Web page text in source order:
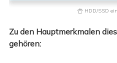
 HDD/SSD
Zu den Hauptmerkmalen
gehören: